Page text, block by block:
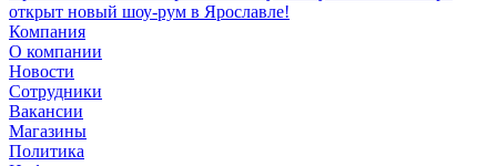
открыт новый шоу-рум в Ярославле!
Компания
О компании
Новости
Сотрудники
Вакансии
Магазины
Политика